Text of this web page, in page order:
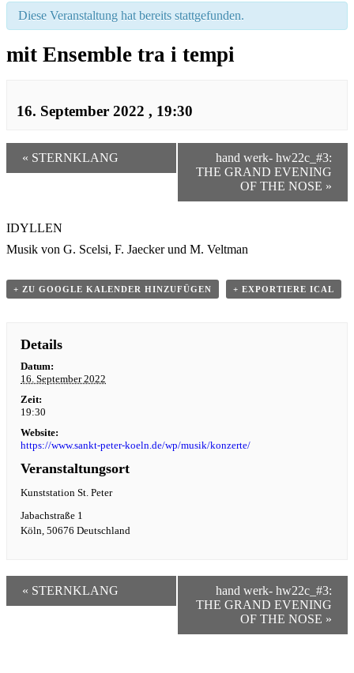
Diese Veranstaltung hat bereits stattgefunden.
mit Ensemble tra i tempi
16. September 2022 , 19:30
« STERNKLANG
hand werk- hw22c_#3:
THE GRAND EVENING
OF THE NOSE »
IDYLLEN
Musik von G. Scelsi, F. Jaecker und M. Veltman
+ ZU GOOGLE KALENDER HINZUFÜGEN + EXPORTIERE ICAL
Details
Datum:
16. September 2022
Zeit:
19:30
Website:
https://www.sankt-peter-koeln.de/wp/musik/konzerte/
Veranstaltungsort
Kunststation St. Peter
Jabachstraße 1
Köln 50676 Deutschland
« STERNKLANG
hand werk- hw22c_#3:
THE GRAND EVENING
OF THE NOSE »